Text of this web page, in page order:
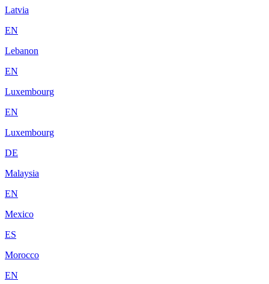
Latvia
EN
Lebanon
EN
Luxembourg
EN
Luxembourg
DE
Malaysia
EN
Mexico
ES
Morocco
EN